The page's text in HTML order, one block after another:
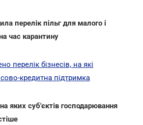
перелік пільг для малого і
час карантину
перелік бізнесів, на які
кредитна підтримка
яких суб'єктів господарювання